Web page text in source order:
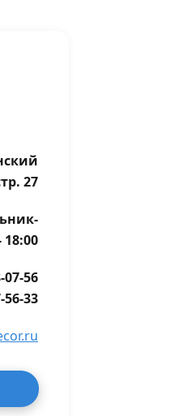
27
18:00
07-56
56-33